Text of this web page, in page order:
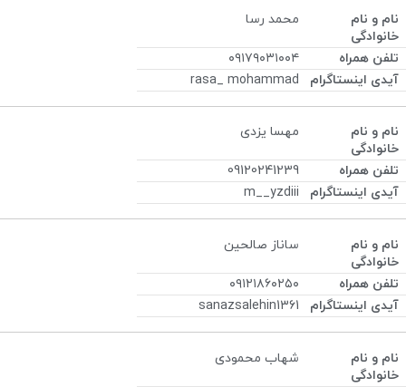
محمد رسا
۰۹۱۷۹۰۳۱۰۰۴
rasa_ mohammad
مهسا یزدی
09120241239
m__yzdiii
ساناز صالحین
۰۹۱۲۱۸۶۰۲۵۰
sanazsalehin1361
شهاب محمودی